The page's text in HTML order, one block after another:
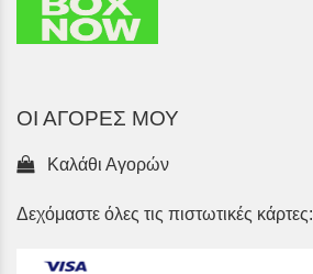
ΟΙ ΑΓΟΡΕΣ ΜΟΥ
Καλάθι Αγορών
Δεχόμαστε όλες τις πιστωτικές κάρτες: